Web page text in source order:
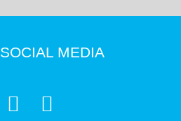
SOCIAL MEDIA
 